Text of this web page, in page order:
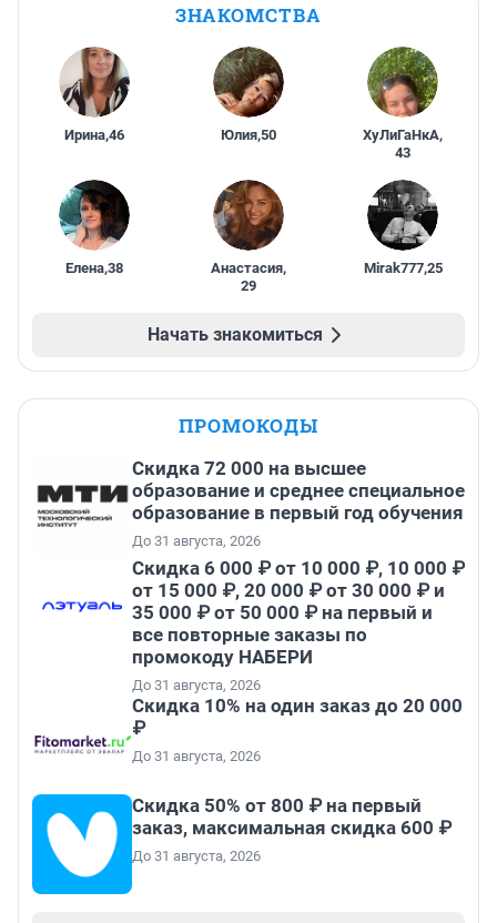
ЗНАКОМСТВА
Ирина,46 Юлия,50 ХуЛиГаНкА,
43
Елена,38 Анастасия,
29
Mirak777,25
Начать знакомиться
ПРОМОКОДЫ
Скидка 72 000 на высшее
образование и среднее специальное
образование в первый год обучения
До 31 августа, 2026
Скидка 6 000 ₽ от 10 000 ₽, 10 000 ₽
от 15 000 ₽, 20 000 ₽ от 30 000 ₽ и
35 000 ₽ от 50 000 ₽ на первый и
все повторные заказы по
промокоду НАБЕРИ
До 31 августа, 2026
Скидка 10% на один заказ до 20 000
₽
До 31 августа, 2026
Скидка 50% от 800 ₽ на первый
заказ, максимальная скидка 600 ₽
До 31 августа, 2026